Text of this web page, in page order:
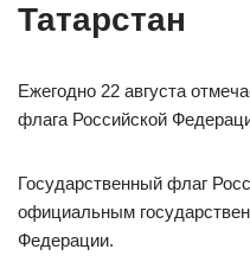
Татарстан
Ежегодно 22 августа
флага Российской
Государственный флаг
официальным
Федерации.